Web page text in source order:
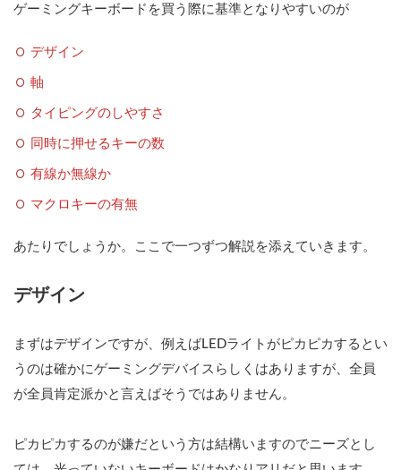
ゲーミングキーボードを買う際に基準となりやすいのが
デザイン
軸
タイピングのしやすさ
同時に押せるキーの数
有線か無線か
マクロキーの有無
あたりでしょうか。ここで一つずつ解説を添えていきます。
デザイン
まずはデザインですが、例えばLEDライトがピカピカするとい
うのは確かにゲーミングデバイスらしくはありますが、全員
が全員肯定派かと言えばそうではありません。
ピカピカするのが嫌だという方は結構いますのでニーズとし